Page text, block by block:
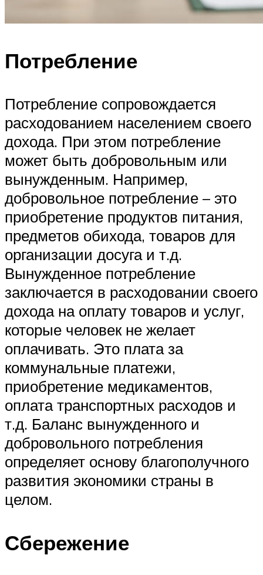
Потребление
Потребление сопровождается
расходованием населением своего
дохода. При этом потребление
может быть добровольным или
вынужденным. Например,
добровольное потребление – это
приобретение продуктов питания,
предметов обихода, товаров для
организации досуга и т.д.
Вынужденное потребление
заключается в расходовании своего
дохода на оплату товаров и услуг,
которые человек не желает
оплачивать. Это плата за
коммунальные платежи,
приобретение медикаментов,
оплата транспортных расходов и
т.д. Баланс вынужденного и
добровольного потребления
определяет основу благополучного
развития экономики страны в
целом.
Сбережение